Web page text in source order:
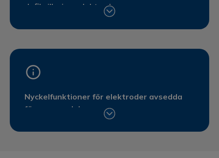
defibrilleringselektroder:
- Överlappande gel – eliminering av
- Vidhäftning även på svettig hud.
- Maximal kontaktyta och minimal impedans
huden.
- Multifunktionella – elektroderna behöver inte
Nyckelfunktioner för elektroder avsedda
för vuxna och barn:
- 100 % kvalitetskontroll.